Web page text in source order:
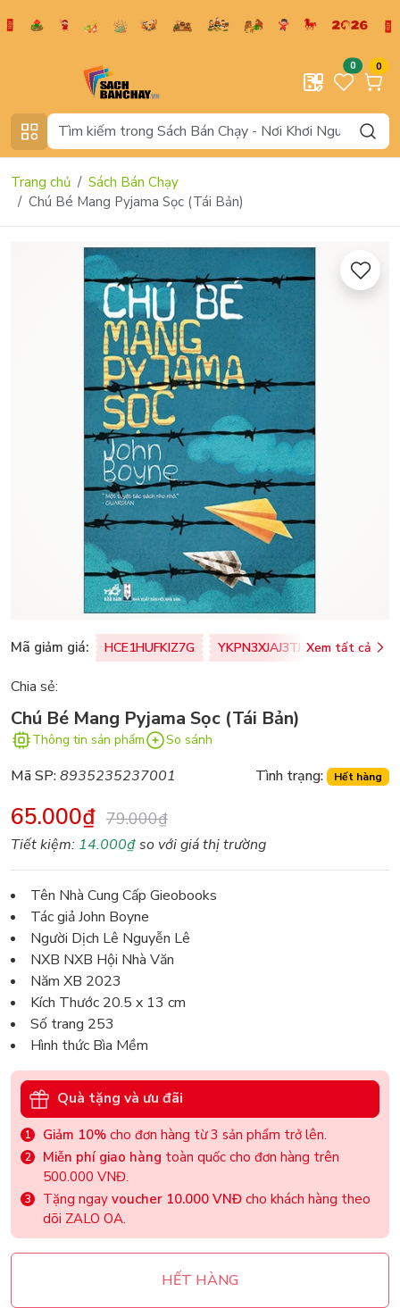
0 0
Trang chủ
Sách Bán Chạy
Chú Bé Mang Pyjama Sọc (Tái Bản)
Mã giảm giá: HCE1HUFKIZ7G YKPN3XJAJ3TJ Xem tất cả
Chia sẻ:
Chú Bé Mang Pyjama Sọc (Tái Bản)
Thông tin sản phẩm So sánh
Mã SP:8935235237001 Tình trạng: Hết hàng
65.000₫ 79.000₫
Tiết kiệm: 14.000₫so với giá thị trường
Tên Nhà Cung Cấp Gieobooks
Tác giả John Boyne
Người Dịch Lê Nguyễn Lê
NXB NXB Hội Nhà Văn
Năm XB 2023
Kích Thước 20.5 x 13 cm
Số trang 253
Hình thức Bìa Mềm
Quà tặng và ưu đãi
Giảm 10% cho đơn hàng từ 3 sản phẩm trở lên.
Miễn phí giao hàng toàn quốc cho đơn hàng trên
500.000 VNĐ.
Tặng ngay voucher 10.000 VNĐ cho khách hàng theo
dõi ZALO OA.
HẾT HÀNG